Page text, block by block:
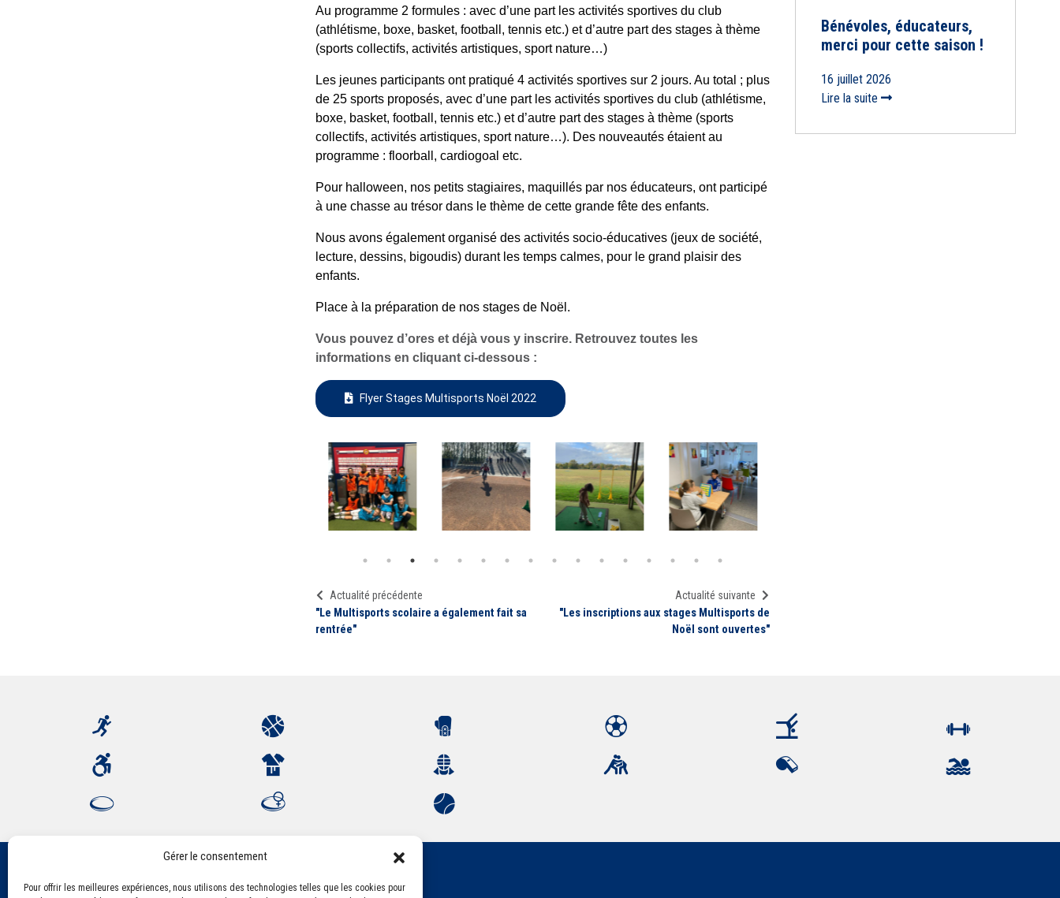
Gérer le consentement
Pour offrir les meilleures expériences, nous utilisons des technologies telles que les cookies pour
Au programme 2 formules : avec d’une part les activités sportives du club
(athlétisme, boxe, basket, football, tennis etc.) et d’autre part des stages à thème
(sports collectifs, activités artistiques, sport nature…)
Les jeunes participants ont pratiqué 4 activités sportives sur 2 jours. Au total ; plus
de 25 sports proposés, avec d’une part les activités sportives du club (athlétisme,
boxe, basket, football, tennis etc.) et d’autre part des stages à thème (sports
collectifs, activités artistiques, sport nature…). Des nouveautés étaient au
programme : floorball, cardiogoal etc.
Pour halloween, nos petits stagiaires, maquillés par nos éducateurs, ont participé
à une chasse au trésor dans le thème de cette grande fête des enfants.
Nous avons également organisé des activités socio-éducatives (jeux de société,
lecture, dessins, bigoudis) durant les temps calmes, pour le grand plaisir des
enfants.
Place à la préparation de nos stages de Noël.
Vous pouvez d’ores et déjà vous y inscrire. Retrouvez toutes les
informations en cliquant ci-dessous :
Flyer Stages Multisports Noël 2022
Actualité précédente
"Le Multisports scolaire a également fait sa
rentrée"
Actualité suivante
"Les inscriptions aux stages Multisports de
Noël sont ouvertes"
Bénévoles, éducateurs,
merci pour cette saison !
16 juillet 2026
Lire la suite